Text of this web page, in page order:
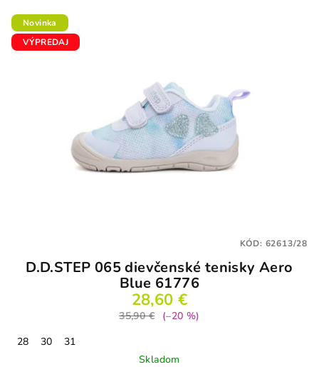
V
ý
p
Novinka
VÝPREDAJ
D.D.STEP 065 dievčenské tenisky Aero
Blue 61776
28,60 €
35,90 €
(–20 %)
28
30
31
Skladom
KÓD: 62613/28